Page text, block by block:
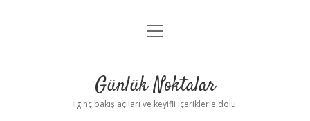
Anasayfa
Yasal Uyarı
menüyü
Günlük Noktalar
İlginç bakış açıları ve keyifli içeriklerle dolu.